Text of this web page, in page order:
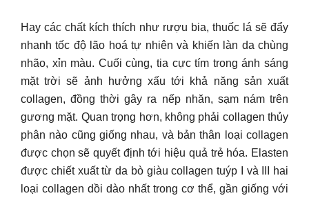
Hay các chất kích thích như rượu bia, thuốc lá sẽ đẩy
nhanh tốc độ lão hoá tự nhiên và khiến làn da chùng
nhão, xỉn màu. Cuối cùng, tia cực tím trong ánh sáng
mặt trời sẽ ảnh hưởng xấu tới khả năng sản xuất
collagen, đồng thời gây ra nếp nhăn, sạm nám trên
gương mặt. Quan trọng hơn, không phải collagen thủy
phân nào cũng giống nhau, và bản thân loại collagen
được chọn sẽ quyết định tới hiệu quả trẻ hóa. Elasten
được chiết xuất từ da bò giàu collagen tuýp I và III hai
loại collagen dồi dào nhất trong cơ thể, gần giống với